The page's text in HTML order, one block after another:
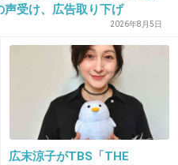
ヒカルが悪いでしょ
かった
そのままつぶやくと
声受け、広告取り下げ
2026年8月5日
広末涼子がTBS「THE